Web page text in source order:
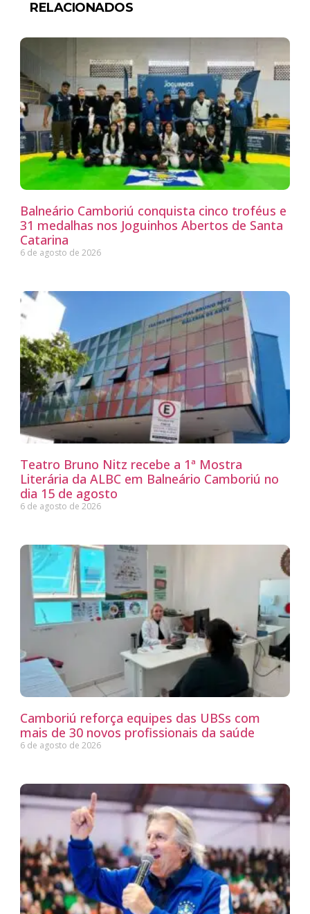
RELACIONADOS
Balneário Camboriú conquista cinco troféus e
31 medalhas nos Joguinhos Abertos de Santa
Catarina
6 de agosto de 2026
Teatro Bruno Nitz recebe a 1ª Mostra
Literária da ALBC em Balneário Camboriú no
dia 15 de agosto
6 de agosto de 2026
Camboriú reforça equipes das UBSs com
mais de 30 novos profissionais da saúde
6 de agosto de 2026